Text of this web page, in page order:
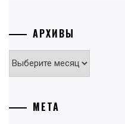
АРХИВЫ
Архивы
МЕТА